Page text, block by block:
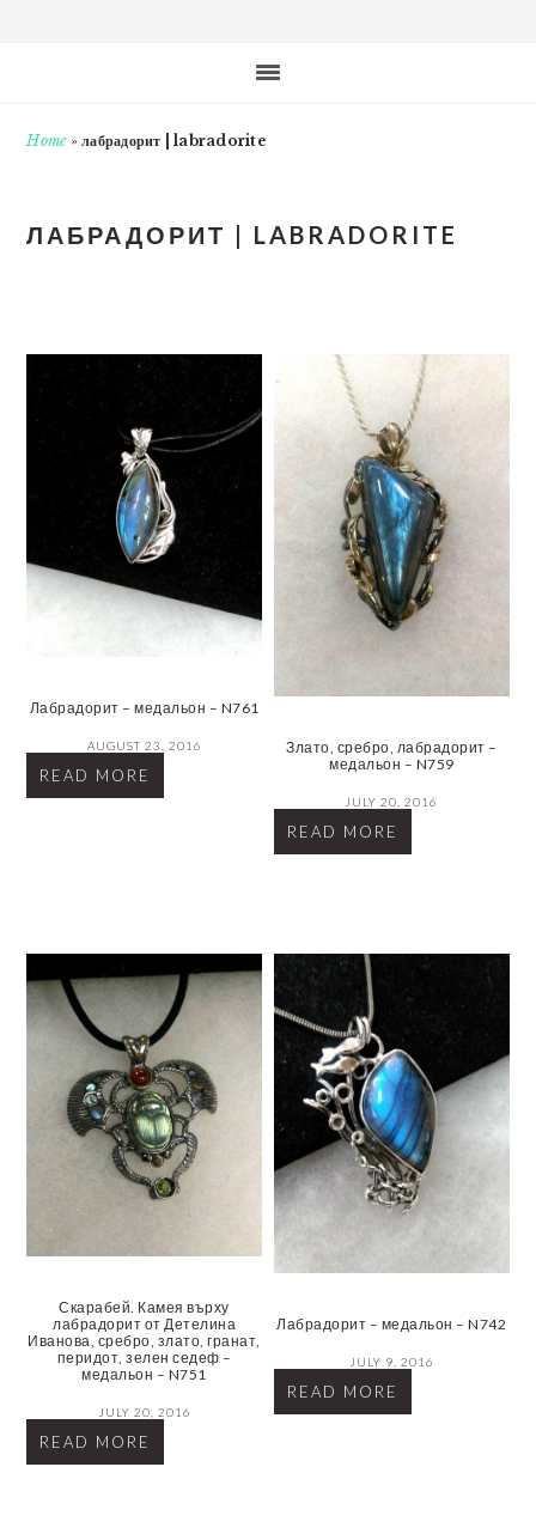
Home»лабрадорит | labradorite
ЛАБРАДОРИТ | LABRADORITE
Лабрадорит – медальон – N761
AUGUST 23, 2016
READ MORE
Злато, сребро, лабрадорит –
медальон – N759
JULY 20, 2016
READ MORE
Скарабей. Камея върху
лабрадорит от Детелина
Иванова, сребро, злато, гранат,
перидот, зелен седеф –
медальон – N751
JULY 20, 2016
READ MORE
Лабрадорит – медальон – N742
JULY 9, 2016
READ MORE